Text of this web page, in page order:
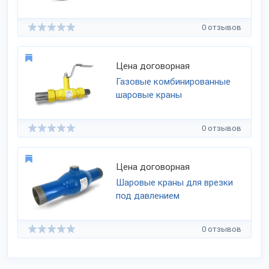
0 отзывов
Цена договорная
Газовые комбинированные
шаровые краны
0 отзывов
Цена договорная
Шаровые краны для врезки
под давлением
0 отзывов